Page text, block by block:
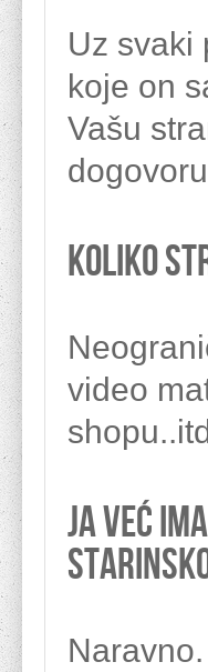
Uz svaki
koje on
Vašu
Koliko
video
Ja već